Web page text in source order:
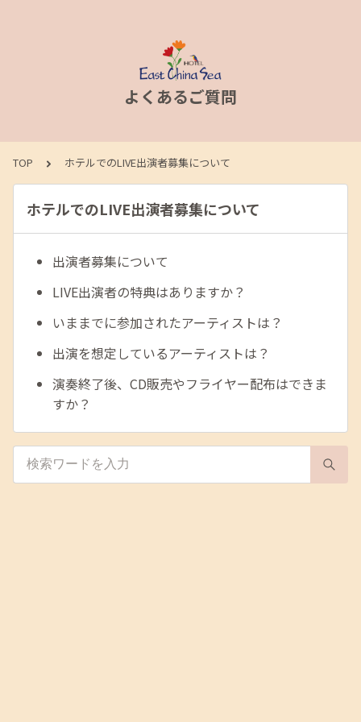
よくあるご質問
TOP ホテルでのLIVE出演者募集について
ホテルでのLIVE出演者募集について
出演者募集について
LIVE出演者の特典はありますか？
いままでに参加されたアーティストは？
出演を想定しているアーティストは？
演奏終了後、CD販売やフライヤー配布はできま
すか？